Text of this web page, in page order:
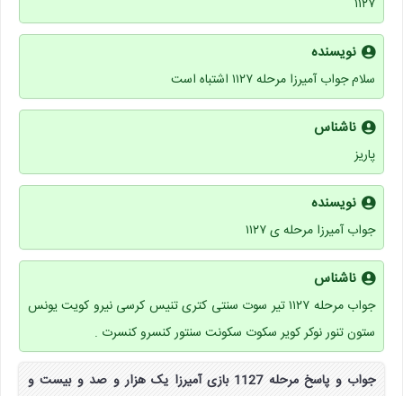
۱۱۲۷
نویسنده
سلام جواب آمیرزا مرحله ۱۱۲۷ اشتباه است
ناشناس
پاریز
نویسنده
جواب آمیرزا مرحله ی ۱۱۲۷
ناشناس
جواب مرحله ۱۱۲۷ تیر سوت سنتی کتری تنیس کرسی نیرو کویت یونس
ستون تنور نوکر کویر سکوت سکونت سنتور کنسرو کنسرت .
جواب و پاسخ مرحله 1127 بازی آمیرزا یک هزار و صد و بیست و